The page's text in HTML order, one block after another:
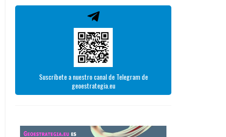
Suscríbete a nuestro canal de Telegram de
geoestrategia.eu